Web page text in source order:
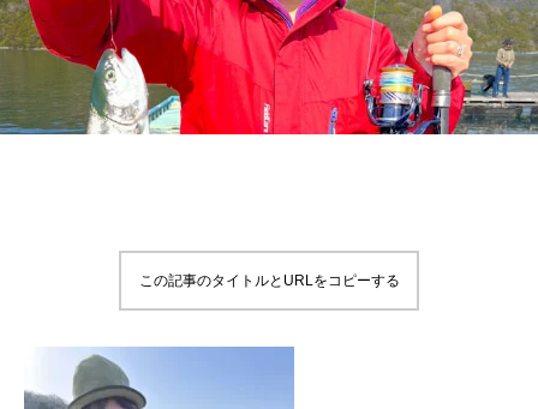
この記事のタイトルとURLをコピーする